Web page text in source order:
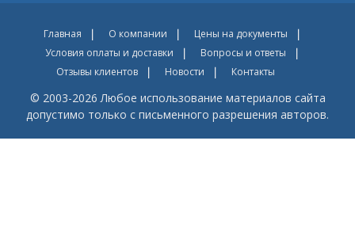
Главная О компании
Цены на документы
Условия оплаты и доставки
Вопросы и ответы
Отзывы клиентов
Новости Контакты
© 2003-2026 Любое использование материалов сайта
допустимо только с письменного разрешения авторов.